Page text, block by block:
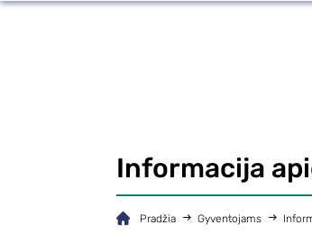
Informacija
Pradžia Gyventojams